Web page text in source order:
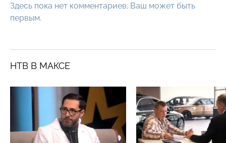
Здесь пока нет комментариев, Ваш может быть
первым.
НТВ В МАКСЕ